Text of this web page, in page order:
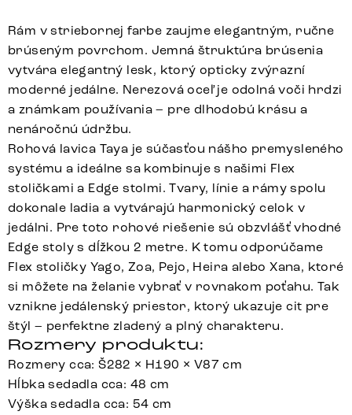
Rám v striebornej farbe zaujme elegantným, ručne
brúseným povrchom. Jemná štruktúra brúsenia
vytvára elegantný lesk, ktorý opticky zvýrazní
moderné jedálne. Nerezová oceľ je odolná voči hrdzi
a známkam používania – pre dlhodobú krásu a
nenáročnú údržbu.
Rohová lavica Taya je súčasťou nášho premysleného
systému a ideálne sa kombinuje s našimi Flex
stoličkami a Edge stolmi. Tvary, línie a rámy spolu
dokonale ladia a vytvárajú harmonický celok v
jedálni. Pre toto rohové riešenie sú obzvlášť vhodné
Edge stoly s dĺžkou 2 metre. K tomu odporúčame
Flex stoličky Yago, Zoa, Pejo, Heira alebo Xana, ktoré
si môžete na želanie vybrať v rovnakom poťahu. Tak
vznikne jedálenský priestor, ktorý ukazuje cit pre
štýl – perfektne zladený a plný charakteru.
Rozmery produktu:
Rozmery cca: Š282 × H190 × V87 cm
Hĺbka sedadla cca: 48 cm
Výška sedadla cca: 54 cm